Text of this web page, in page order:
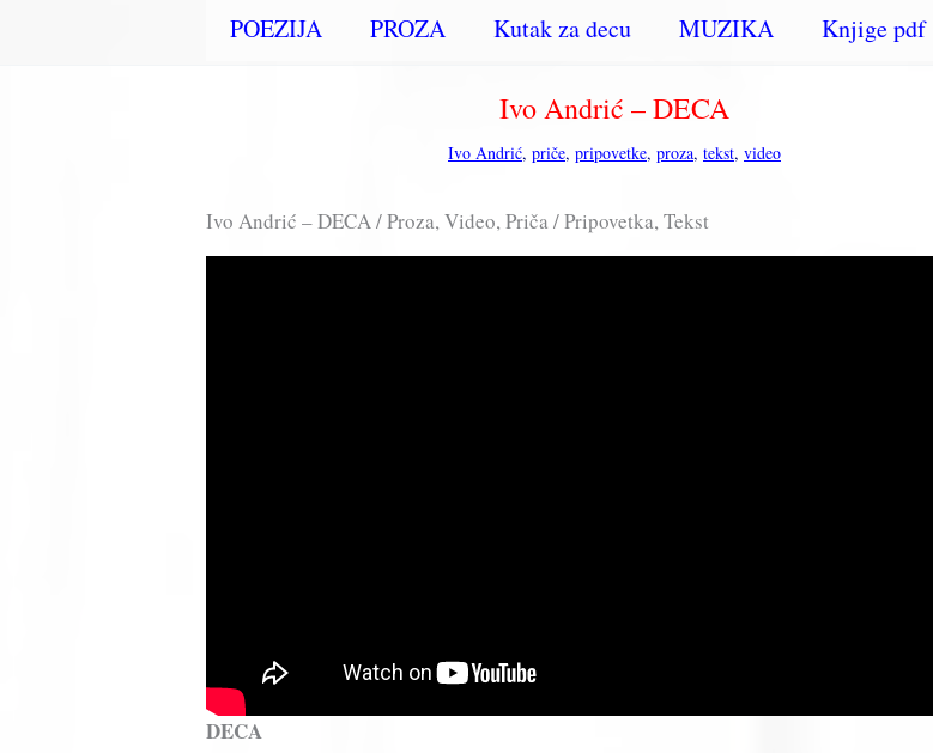
POEZIJA PROZA Kutak za decu MUZIKA Knjige pdf
Ivo Andrić – DECA
Ivo Andrić, priče, pripovetke, proza, tekst, video
Ivo Andrić – DECA / Proza, Video, Priča / Pripovetka, Tekst
DECA